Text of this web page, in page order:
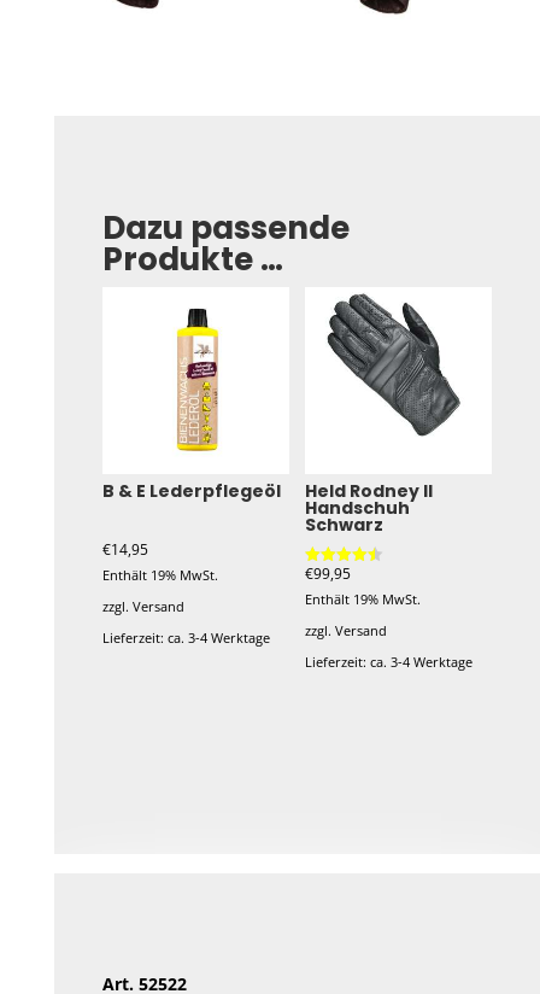
Dazu passende
Produkte …
B & E Lederpflegeöl
€14,95
Enthält 19% MwSt.
zzgl.Versand
Lieferzeit: ca. 3-4 Werktage
Held Rodney II
Handschuh
Schwarz
Bewertet
4.50
€99,95
Enthält 19% MwSt.
zzgl. Versand
Lieferzeit: ca. 3-4 Werktage
Art. 52522